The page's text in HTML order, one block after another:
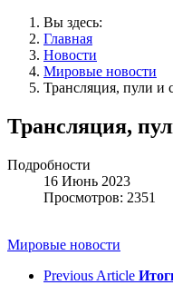
Вы здесь:
Главная
Новости
Мировые новости
Трансляция, пули
Трансляция,
Подробности
16 Июнь 2023
Просмотров: 2351
Мировые новости
Previous Article